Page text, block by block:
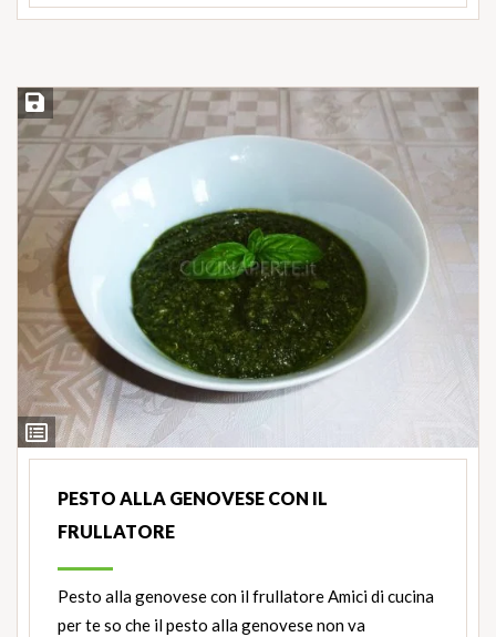
Ingredienti
Salva ricetta
PESTO ALLA GENOVESE CON IL
FRULLATORE
Pesto alla genovese con il frullatore Amici di cucina
per te so che il pesto alla genovese non va